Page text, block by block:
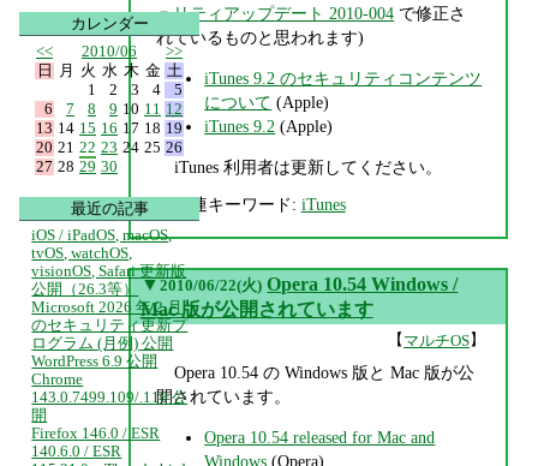
ュリティアップデート 2010-004 で修正さ
れているものと思われます)
iTunes 9.2 のセキュリティコンテンツ
について (Apple)
iTunes 9.2 (Apple)
iTunes 利用者は更新してください。
関連キーワード: iTunes
▼2010/06/22(火) Opera 10.54 Windows /
Mac 版が公開されています
【 マルチOS】
Opera 10.54 の Windows 版と Mac 版が公
開されています。
Opera 10.54 released for Mac and
Windows (Opera)
カレンダー
<<
2010/06
>>
日
月 火 水 木 金 土
1
2 3 4
5
6
7 8 9 10 11 12
13 14 15 16 17 18 19
20 21 22 23 24 25 26
27 28 29 30
最近の記事
iOS / iPadOS, macOS,
tvOS, watchOS,
visionOS, Safari 更新版
公開（26.3等）
Microsoft 2026 年 2 月
のセキュリティ更新プ
ログラム (月例) 公開
WordPress 6.9 公開
Chrome
143.0.7499.109/.110 公
開
Firefox 146.0 / ESR
140.6.0 / ESR